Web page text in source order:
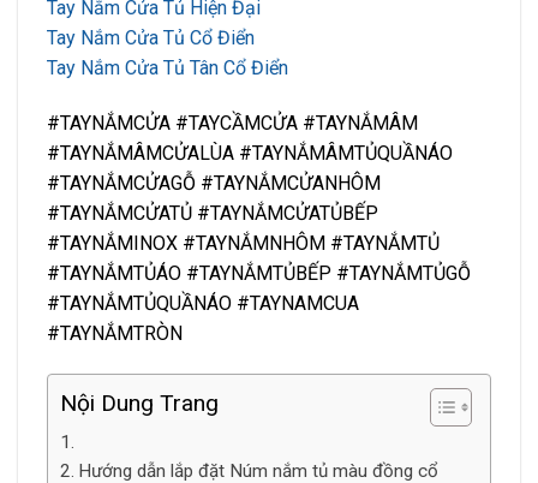
Tay Nắm Cửa Tủ Hiện Đại
Tay Nắm Cửa Tủ Cổ Điển
Tay Nắm Cửa Tủ Tân Cổ Điển
#TAYNẮMCỬA #TAYCẦMCỬA #TAYNẮMÂM
#TAYNẮMÂMCỬALÙA #TAYNẮMÂMTỦQUẦNÁO
#TAYNẮMCỬAGỖ #TAYNẮMCỬANHÔM
#TAYNẮMCỬATỦ #TAYNẮMCỬATỦBẾP
#TAYNẮMINOX #TAYNẮMNHÔM #TAYNẮMTỦ
#TAYNẮMTỦÁO #TAYNẮMTỦBẾP #TAYNẮMTỦGỖ
#TAYNẮMTỦQUẦNÁO #TAYNAMCUA
#TAYNẮMTRÒN
Nội Dung Trang
Hướng dẫn lắp đặt Núm nắm tủ màu đồng cổ